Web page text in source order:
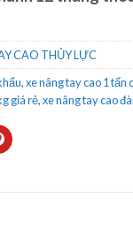
CAO THỦY LỰC
,xe nâng tay cao 1 tấn
giá rẻ,xe nâng tay cao